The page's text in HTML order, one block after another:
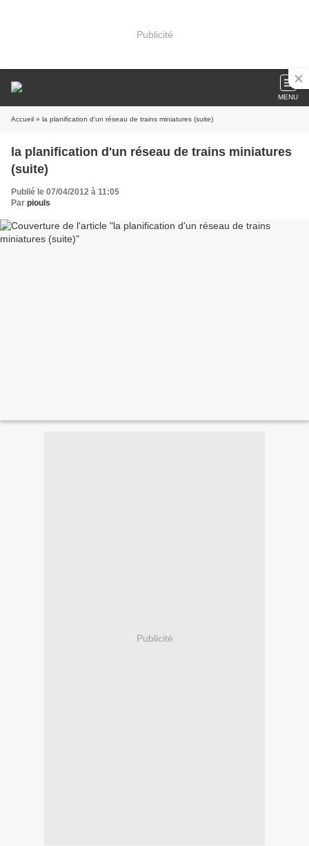
Publicité
MENU
Accueil » la planification d'un réseau de trains miniatures (suite)
la planification d'un réseau de trains miniatures
(suite)
Publié le 07/04/2012 à 11:05
Par piouls
Publicité